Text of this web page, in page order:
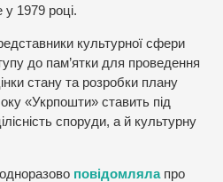
1979 році.
культурної сфери
до пам’ятки для проведення
стану та розробки плану
«Укрпошти» ставить під
споруди, а й культурну
повідомлялапро